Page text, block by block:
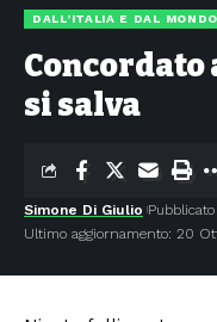
DALL’ITALIA E DAL MONDO
si salva
Ultimo aggiornamento: 20
Simone Di Giulio